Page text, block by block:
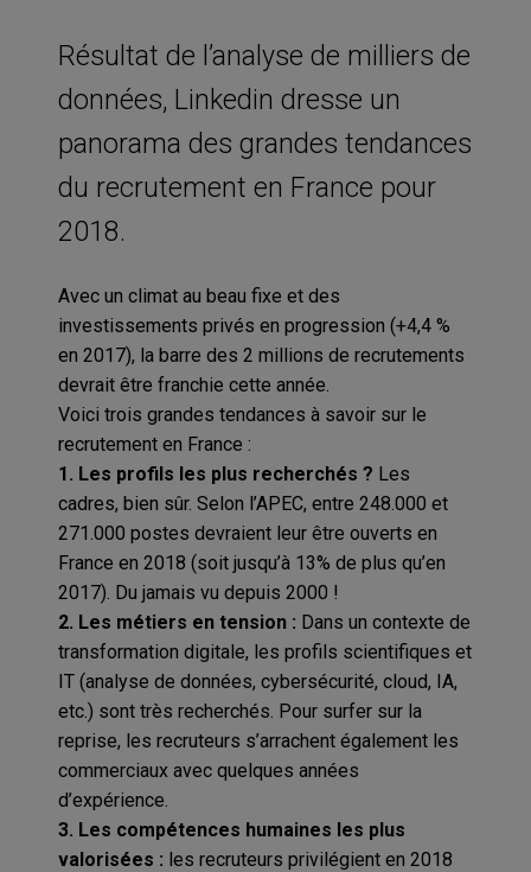
Résultat de l’analyse de milliers de
données, Linkedin dresse un
panorama des grandes tendances
du recrutement en France pour
2018.
Avec un climat au beau fixe et des
investissements privés en progression (+4,4 %
en 2017), la barre des 2 millions de recrutements
devrait être franchie cette année.
Voici trois grandes tendances à savoir sur le
recrutement en France :
1. Les profils les plus recherchés ? Les
cadres, bien sûr. Selon l’APEC, entre 248.000 et
271.000 postes devraient leur être ouverts en
France en 2018 (soit jusqu’à 13% de plus qu’en
2017). Du jamais vu depuis 2000 !
2. Les métiers en tension : Dans un contexte de
transformation digitale, les profils scientifiques et
IT (analyse de données, cybersécurité, cloud, IA,
etc.) sont très recherchés. Pour surfer sur la
reprise, les recruteurs s’arrachent également les
commerciaux avec quelques années
d’expérience.
3. Les compétences humaines les plus
valorisées : les recruteurs privilégient en 2018